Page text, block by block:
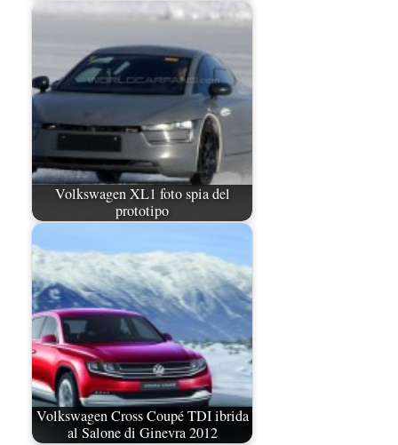
Volkswagen XL1 foto spia del
prototipo
Volkswagen Cross Coupé TDI ibrida
al Salone di Ginevra 2012